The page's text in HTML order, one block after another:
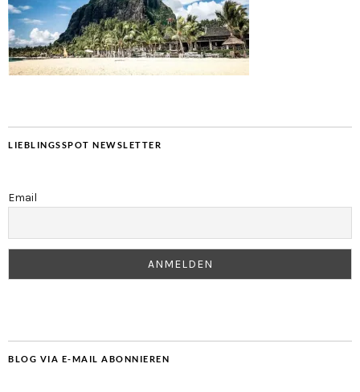
LIEBLINGSSPOT NEWSLETTER
Email
BLOG VIA E-MAIL ABONNIEREN